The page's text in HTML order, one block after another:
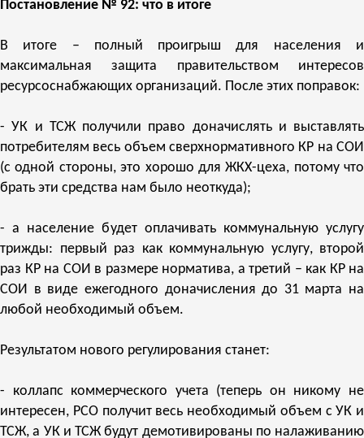
Постановление № 92: что в итоге
В итоге – полный проигрыш для населения и
максимальная защита правительством интересов
ресурсоснабжающих организаций. После этих поправок:
- УК и ТСЖ получили право доначислять и выставлять
потребителям весь объем сверхнормативного КР на СОИ
(с одной стороны, это хорошо для ЖКХ-цеха, потому что
брать эти средства нам было неоткуда);
- а население будет оплачивать коммунальную услугу
трижды: первый раз как коммунальную услугу, второй
раз КР на СОИ в размере норматива, а третий – как КР на
СОИ в виде ежегодного доначисления до 31 марта на
любой необходимый объем.
Результатом нового регулирования станет:
- коллапс коммерческого учета (теперь он никому не
интересен, РСО получит весь необходимый объем с УК и
ТСЖ, а УК и ТСЖ будут демотивированы по налаживанию